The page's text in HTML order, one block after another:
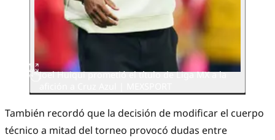
Joel Huiqui prometió el título de Liga MX a la
También recordó que la decisión de modificar el cuerpo
técnico a mitad del torneo provocó dudas entre